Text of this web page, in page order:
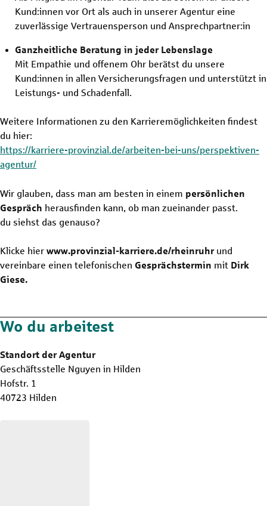
Kund:innen vor Ort als auch in unserer Agentur eine
zuverlässige Vertrauensperson und Ansprechpartner:in
Ganzheitliche Beratung in jeder Lebenslage
Mit Empathie und offenem Ohr berätst du unsere
Kund:innen in allen Versicherungsfragen und unterstützt in
Leistungs- und Schadenfall.
Weitere Informationen zu den Karrieremöglichkeiten findest
du hier:
https://karriere-provinzial.de/arbeiten-bei-uns/perspektiven-
agentur/
Wir glauben, dass man am besten in einem persönlichen
Gespräch herausfinden kann, ob man zueinander passt.
du siehst das genauso?
Klicke hier www.provinzial-karriere.de/rheinruhr und
vereinbare einen telefonischen Gesprächstermin mit Dirk
Giese.
Wo du arbeitest
Standort der Agentur
Geschäftsstelle Nguyen in Hilden
Hofstr. 1
40723 Hilden